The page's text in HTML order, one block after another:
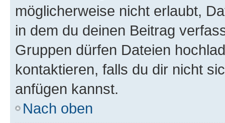
möglicherweise nicht erlaubt,
in dem du deinen Beitrag
Gruppen dürfen Dateien
kontaktieren, falls du dir nicht
anfügen kannst.
Nach oben